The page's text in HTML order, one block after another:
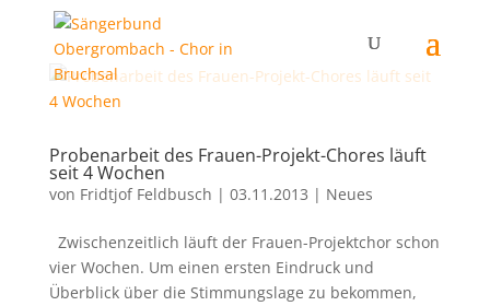
Probenarbeit des Frauen-Projekt-Chores läuft
seit 4 Wochen
von Fridtjof Feldbusch | 03.11.2013 | Neues
Zwischenzeitlich läuft der Frauen-Projektchor schon
vier Wochen. Um einen ersten Eindruck und
Überblick über die Stimmungslage zu bekommen,